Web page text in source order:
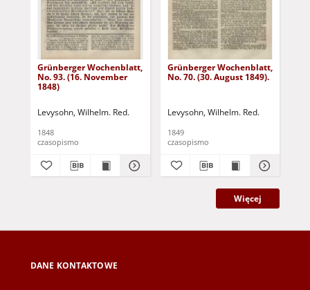
Grünberger Wochenblatt,
No. 93. (16. November
1848)
Levysohn, Wilhelm. Red.
1848
czasopismo
Grünberger Wochenblatt,
No. 70. (30. August 1849).
Levysohn, Wilhelm. Red.
1849
czasopismo
Więcej
DANE KONTAKTOWE